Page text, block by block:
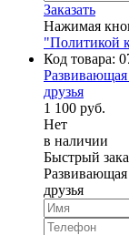
Заказать
Нажимая
"Политикой
Код товара:
друзья
1 100 руб.
Нет
в наличии
Быстрый
друзья